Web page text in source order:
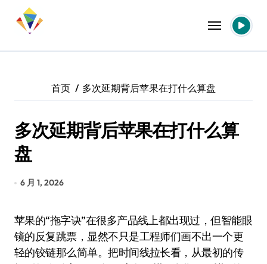
首页 多次延期背后苹果在打什么算盘
多次延期背后苹果在打什么算
盘
6 月 1, 2026
苹果的“拖字诀”在很多产品线上都出现过，但智能眼
镜的反复跳票，显然不只是工程师们画不出一个更
轻的铰链那么简单。把时间线拉长看，从最初的传